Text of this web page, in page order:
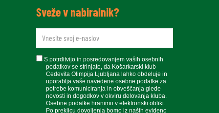
Sveže v nabiralnik?
newsletteremail
soglasje
S potrditvijo in posredovanjem vaših osebnih
podatkov se strinjate, da Košarkarski klub
Cedevita Olimpija Ljubljana lahko obdeluje in
uporablja vaše navedene osebne podatke za
potrebe komuniciranja in obveščanja glede
novosti in dogodkov v okviru delovanja kluba.
Osebne podatke hranimo v elektronski obliki.
Po preklicu dovoljenja bomo iz naših evidenc